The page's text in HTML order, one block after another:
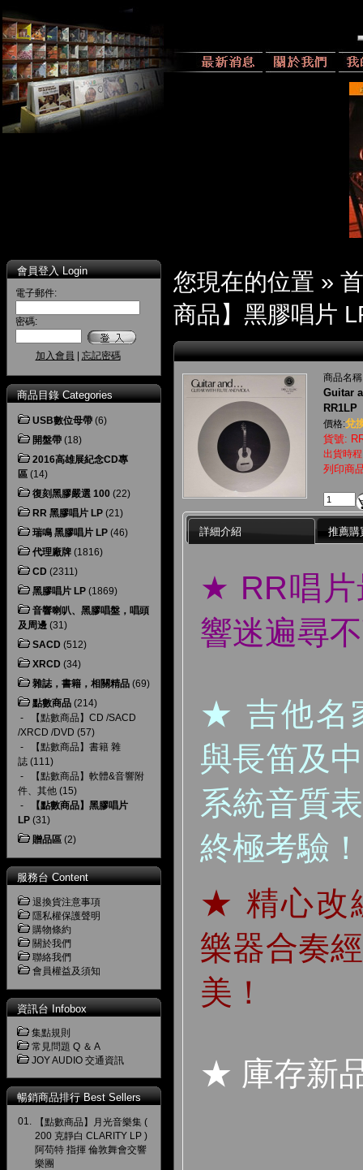
會員登入 Login
電子郵件:
密碼:
加入會員 忘記密碼
商品目錄 Categories
USB數位母帶 (6)
開盤帶 (18)
2016高雄展紀念CD專
區 (14)
復刻黑膠嚴選 100 (22)
RR 黑膠唱片 LP (21)
瑞鳴 黑膠唱片 LP (46)
代理廠牌 (1816)
CD (2311)
黑膠唱片 LP (1869)
音響喇叭、黑膠唱盤，唱頭
及周邊 (31)
SACD (512)
XRCD (34)
雜誌，書籍，相關精品 (69)
點數商品 (214)
-
【點數商品】CD /SACD
/XRCD /DVD (57)
-
【點數商品】書籍 雜
誌 (111)
-
【點數商品】軟體&音響附
件、其他 (15)
-
【點數商品】黑膠唱片
LP (31)
贈品區 (2)
服務台 Content
退換貨注意事項
隱私權保護聲明
購物條約
關於我們
聯絡我們
會員權益及須知
資訊台 Infobox
集點規則
常見問題 Q ＆ A
JOY AUDIO 交通資訊
暢銷商品排行 Best Sellers
01.
【點數商品】月光音樂集 (
200 克靜白 CLARITY LP )
阿苟特 指揮 倫敦舞會交響
樂團
您現在的位置 »
商品】黑膠唱片
商品名
Guitar
RR1LP
價格:兌
貨號:
出貨時
列印商
詳細介紹 推薦購
★ RR唱片
響迷遍尋
★ 吉他名
與長笛及
系統音質
終極考驗！
★ 精心改
樂器合奏
美！
★ 庫存新